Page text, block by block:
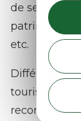
de ses
patrimoine
etc.
Différents
touristiques,